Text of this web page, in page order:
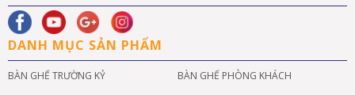
DANH MỤC SẢN PHẨM
BÀN GHẾ TRƯỜNG KỶ BÀN GHẾ PHÒNG KHÁCH